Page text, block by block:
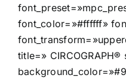
font_color=»#ffffff»
title=» CIRCOGRAPH®